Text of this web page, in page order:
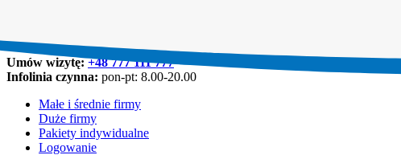
Umów wizytę:+48 777 111 777
Infolinia czynna: pon-pt: 8.00-20.00
Małe i średnie firmy
Duże firmy
Pakiety indywidualne
Logowanie